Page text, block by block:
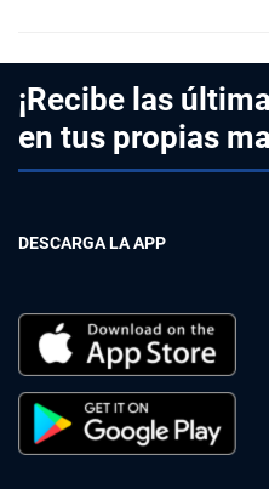
¡Recibe las
en tus propias
DESCARGA LA APP